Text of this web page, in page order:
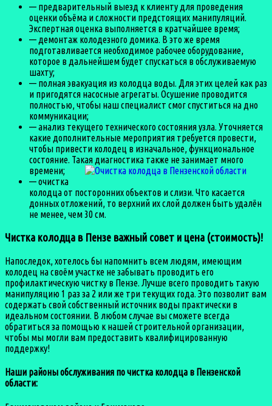
— предварительный выезд к клиенту для проведения
оценки объёма и сложности предстоящих манипуляций.
Экспертная оценка выполняется в кратчайшее время;
— демонтаж колодезного домика. В это же время
подготавливается необходимое рабочее оборудование,
которое в дальнейшем будет спускаться в обслуживаемую
шахту;
— полная эвакуация из колодца воды. Для этих целей как раз
и пригодятся насосные агрегаты. Осушение проводится
полностью, чтобы наш специалист смог спуститься на дно
коммуникации;
— анализ текущего технического состояния узла. Уточняется
какие дополнительные мероприятия требуется провести,
чтобы привести колодец в изначальное, функциональное
состояние. Такая диагностика также не занимает много
времени;
— очистка
колодца от посторонних объектов и слизи. Что касается
донных отложений, то верхний их слой должен быть удалён
не менее, чем 30 см.
Чистка колодца в Пензе важный совет и цена (стоимость)!
Напоследок, хотелось бы напомнить всем людям, имеющим
колодец на своём участке не забывать проводить его
профилактическую чистку в Пензе. Лучше всего проводить такую
манипуляцию 1 раз за 2 или же три текущих года. Это позволит вам
содержать свой собственный источник воды практически в
идеальном состоянии. В любом случае вы сможете всегда
обратиться за помощью к нашей строительной организации,
чтобы мы могли вам предоставить квалифицированную
поддержку!
Наши районы обслуживания по чистка колодца в Пензенской
области: